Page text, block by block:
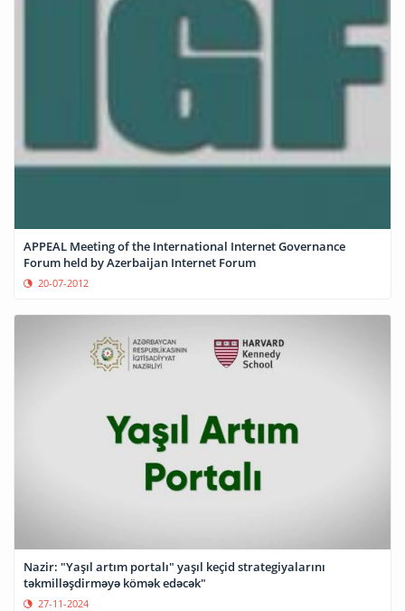
APPEAL Meeting of the International Internet Governance
Forum held by Azerbaijan Internet Forum
20-07-2012
Nazir: "Yaşıl artım portalı" yaşıl keçid strategiyalarını
təkmilləşdirməyə kömək edəcək"
27-11-2024